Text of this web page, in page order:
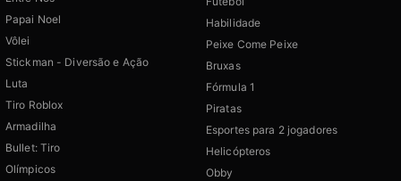
Papai Noel
Vôlei
Stickman - Diversão e Ação
Luta
Tiro Roblox
Armadilha
Bullet: Tiro
Olímpicos
Habilidade
Peixe Come Peixe
Bruxas
Fórmula 1
Piratas
Esportes para 2 jogadores
Helicópteros
Obby